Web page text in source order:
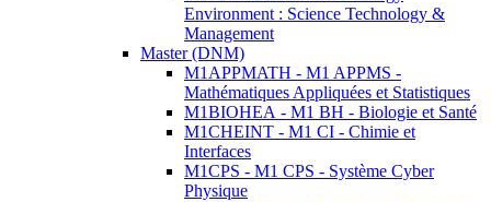
Environment : Science Technology &
Management
Master (DNM)
M1APPMATH - M1 APPMS -
Mathématiques Appliquées et Statistiques
M1BIOHEA - M1 BH - Biologie et Santé
M1CHEINT - M1 CI - Chimie et
Interfaces
M1CPS - M1 CPS - Système Cyber
Physique